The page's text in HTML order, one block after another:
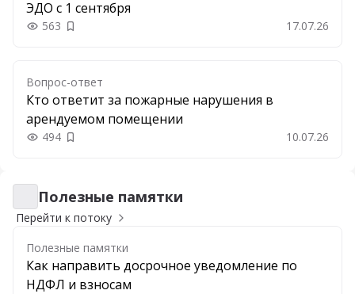
ЭДО с 1 сентября
563 Добавить в закладки 17.07.26
Вопрос-ответ
Кто ответит за пожарные нарушения в
арендуемом помещении
494 Добавить в закладки 10.07.26
Полезные памятки
Полезные памятки
Перейти к потоку
Полезные памятки
Как направить досрочное уведомление по
НДФЛ и взносам